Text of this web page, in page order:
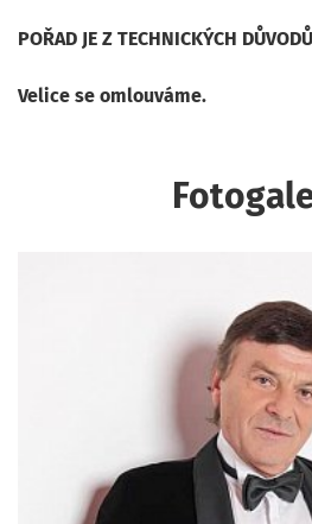
POŘAD JE Z TECHNICKÝCH
Velice se omlouváme.